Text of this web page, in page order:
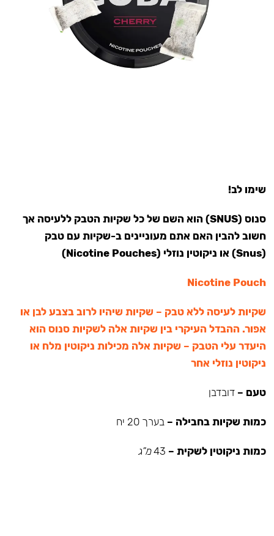
שימו לב!
סנוס (SNUS) הוא השם של כל שקיות הטבק ללעיסה אך
חשוב להבין האם אתם מעוניינים ב-שקיות עם טבק
(Snus) או ניקוטין נוזלי (Nicotine Pouches)
Nicotine Pouch
שקיות לעיסה ללא טבק – שקיות שיהיו לרוב בצבע לבן או
אפור. ההבדל העיקרי בין שקיות אלה לשקיות סנוס הוא
היעדר עלי הטבק – שקיות אלה מכילות ניקוטין מלח או
ניקוטין נוזלי אחר
טעם – דובדבן
כמות שקיות בחבילה – בערך 20 יח
כמות ניקוטין לשקית – מ”ג